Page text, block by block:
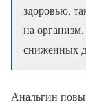
здоровью,
на
сниженных
Анальгин